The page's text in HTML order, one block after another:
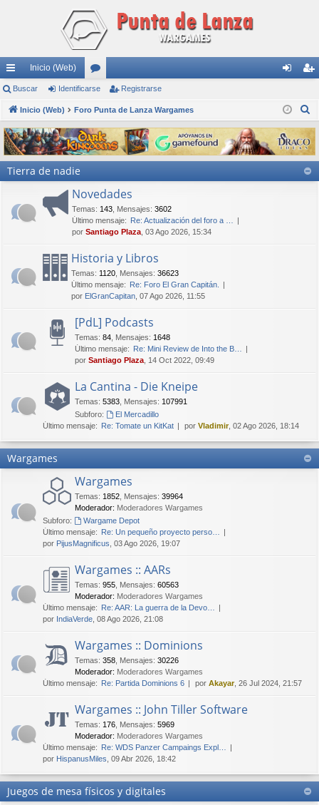
nl
ac
es
rá
pi
Inicio (Web)
or
os nti
fic
ar
ist
ra
rs
e
Buscar Identificarse Registrarse
Inicio (Web) Foro Punta de Lanza Wargames
s
c
Tierra de nadie
Novedades
Temas: 143 Mensajes: 3602
Último mensaje: Re: Actualización del foro a …
por Santiago Plaza , 03 Ago 2026, 15:34
Historia y Libros
Temas: 1120 Mensajes: 36623
Último mensaje: Re: Foro El Gran Capitán.
por ElGranCapitan , 07 Ago 2026, 11:55
[PdL] Podcasts
Temas: 84 Mensajes: 1648
Último mensaje: Re: Mini Review de Into the B…
por Santiago Plaza , 14 Oct 2022, 09:49
La Cantina - Die Kneipe
Temas: 5383 Mensajes: 107991
Subforo:
El Mercadillo
Último mensaje: Re: Tomate un KitKat por Vladimir, 02 Ago 2026, 18:14
Wargames
Wargames
Temas: 1852 Mensajes: 39964
Moderador: Moderadores Wargames
Subforo:
Wargame Depot
Último mensaje: Re: Un pequeño proyecto perso…
por PijusMagnificus , 03 Ago 2026, 19:07
Wargames :: AARs
Temas: 955 Mensajes: 60563
Moderador: Moderadores Wargames
Último mensaje: Re: AAR: La guerra de la Devo…
por IndiaVerde , 08 Ago 2026, 21:08
Wargames :: Dominions
Temas: 358 Mensajes: 30226
Moderador: Moderadores Wargames
Último mensaje: Re: Partida Dominions 6 por Akayar, 26 Jul 2024, 21:57
Wargames :: John Tiller Software
Temas: 176 Mensajes: 5969
Moderador: Moderadores Wargames
Último mensaje: Re: WDS Panzer Campaings Expl…
por HispanusMiles , 09 Abr 2026, 18:42
Juegos de mesa físicos y digitales